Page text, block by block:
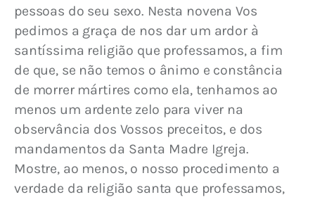
pessoas do seu sexo. Nesta novena Vos
pedimos a graça de nos dar um ardor à
santíssima religião que professamos, a fim
de que, se não temos o ânimo e constância
de morrer mártires como ela, tenhamos ao
menos um ardente zelo para viver na
observância dos Vossos preceitos, e dos
mandamentos da Santa Madre Igreja.
Mostre, ao menos, o nosso procedimento a
verdade da religião santa que professamos,